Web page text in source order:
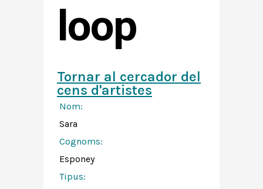
loop
Tornar al cercador del
cens d'artistes
Nom:
Sara
Cognoms:
Esponey
Tipus: